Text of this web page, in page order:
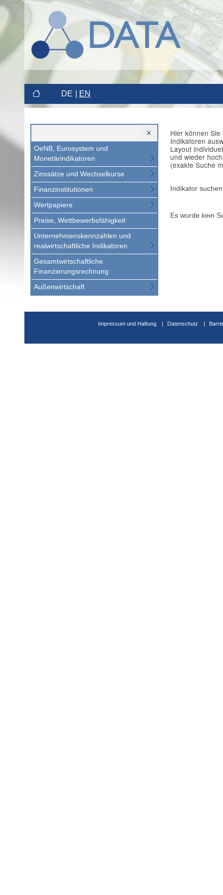
DE EN
OeNB, Eurosystem und
Monetärindikatoren
Zinssätze und Wechselkurse
Finanzinstitutionen
Wertpapiere
Preise, Wettbewerbsfähigkeit
Unternehmenskennzahlen und
realwirtschaftliche Indikatoren
Gesamtwirtschaftliche
Finanzierungsrechnung
Außenwirtschaft
Hier können
Indikatoren
Layout
und wieder
(exakte Suche
Indikator suchen
Es wurde kein
Impressum und Haftung Datenschutz